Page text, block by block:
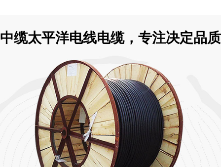
中缆太平洋电线电缆，专注决定品质